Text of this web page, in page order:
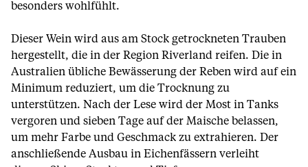
besonders wohlfühlt.
Dieser Wein wird aus am Stock getrockneten Trauben
hergestellt, die in der Region Riverland reifen. Die in
Australien übliche Bewässerung der Reben wird auf ein
Minimum reduziert, um die Trocknung zu
unterstützen. Nach der Lese wird der Most in Tanks
vergoren und sieben Tage auf der Maische belassen,
um mehr Farbe und Geschmack zu extrahieren. Der
anschließende Ausbau in Eichenfässern verleiht